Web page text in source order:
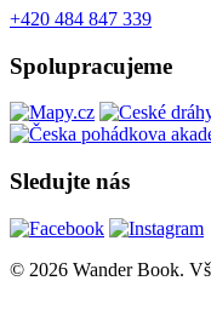
+420 484 847 339
Spolupracujeme
Sledujte nás
© 2026 Wander Book.